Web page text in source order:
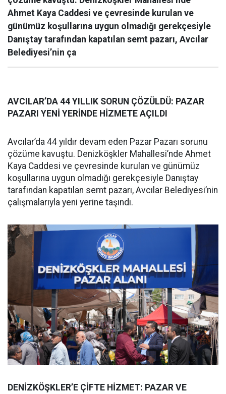
Ahmet Kaya Caddesi ve çevresinde kurulan ve
günümüz koşullarına uygun olmadığı gerekçesiyle
Danıştay tarafından kapatılan semt pazarı, Avcılar
Belediyesi’nin ça
AVCILAR’DA 44 YILLIK SORUN ÇÖZÜLDÜ: PAZAR
PAZARI YENİ YERİNDE HİZMETE AÇILDI
Avcılar’da 44 yıldır devam eden Pazar Pazarı sorunu
çözüme kavuştu. Denizköşkler Mahallesi’nde Ahmet
Kaya Caddesi ve çevresinde kurulan ve günümüz
koşullarına uygun olmadığı gerekçesiyle Danıştay
tarafından kapatılan semt pazarı, Avcılar Belediyesi’nin
çalışmalarıyla yeni yerine taşındı.
DENİZKÖŞKLER’E ÇİFTE HİZMET: PAZAR VE